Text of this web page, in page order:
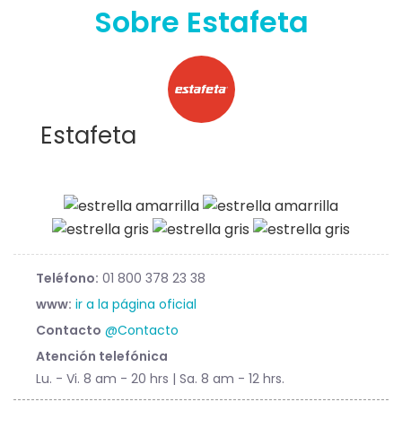
Sobre Estafeta
Estafeta
Teléfono: 01 800 378 23 38
www: ir a la página oficial
Contacto @Contacto
Atención telefónica
Lu. - Vi. 8 am - 20 hrs | Sa. 8 am - 12 hrs.